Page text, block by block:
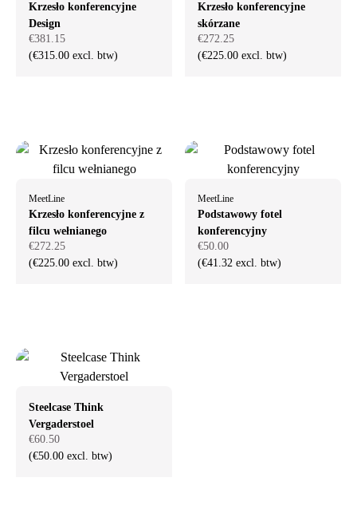
Krzesło konferencyjne
Design
€381.15
(€315.00 excl. btw)
Krzesło konferencyjne
skórzane
€272.25
(€225.00 excl. btw)
MeetLine
Krzesło konferencyjne z
filcu wełnianego
€272.25
(€225.00 excl. btw)
MeetLine
Podstawowy fotel
konferencyjny
€50.00
(€41.32 excl. btw)
Steelcase Think
Vergaderstoel
€60.50
(€50.00 excl. btw)